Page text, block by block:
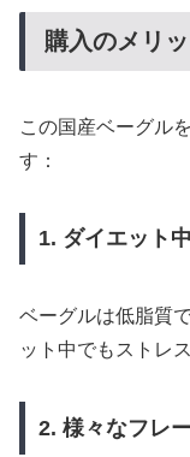
購入のメリッ
この国産ベーグル
す：
1. ダイエット
ベーグルは低脂質
ット中でもストレ
2. 様々なフレ